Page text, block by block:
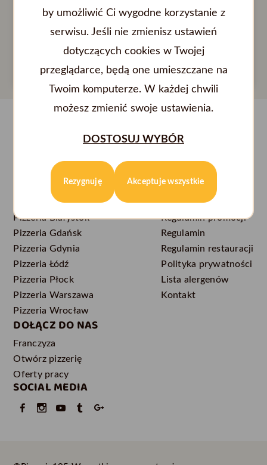
ZAMÓW NA DOMINOSPIZZA.PL
POPULARNE LOKALIZACJE
Pizzeria Białystok
Pizzeria Gdańsk
Pizzeria Gdynia
Pizzeria Łódź
Pizzeria Płock
Pizzeria Warszawa
Pizzeria Wrocław
DLA KLIENTA
Regulamin promocji
Regulamin
Regulamin restauracji
Polityka prywatności
Lista alergenów
Kontakt
DOŁĄCZ DO NAS
Franczyza
Otwórz pizzerię
Oferty pracy
SOCIAL MEDIA
by umożliwić Ci wygodne korzystanie z
serwisu. Jeśli nie zmienisz ustawień
dotyczących cookies w Twojej
przeglądarce, będą one umieszczane na
Twoim komputerze. W każdej chwili
możesz zmienić swoje ustawienia.
DOSTOSUJ WYBÓR
Rezygnuję Akceptuje wszystkie